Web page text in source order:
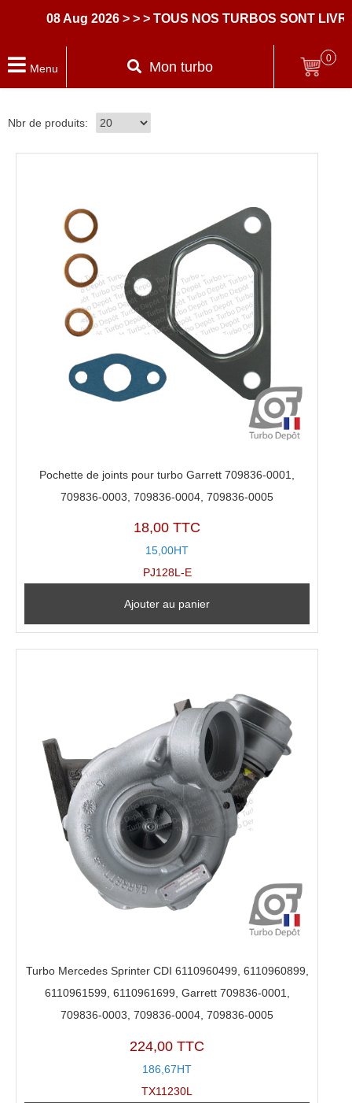
08 Aug 2026 > > > TOUS NOS TURBOS SONT
Menu Mon turbo
0
Nbr de produits:
Pochette de joints pour turbo Garrett 709836-0001,
709836-0003, 709836-0004, 709836-0005
18,00 TTC
15,00HT
PJ128L-E
Ajouter au panier
Turbo Mercedes Sprinter CDI 6110960499, 6110960899,
6110961599, 6110961699, Garrett 709836-0001,
709836-0003, 709836-0004, 709836-0005
224,00 TTC
186,67HT
TX11230L